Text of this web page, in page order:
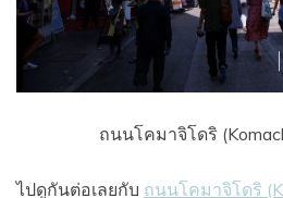
ถนนโคมาจิโดริ
ไปดูกันต่อเลยกับ ถนนโคมาจิโดริ